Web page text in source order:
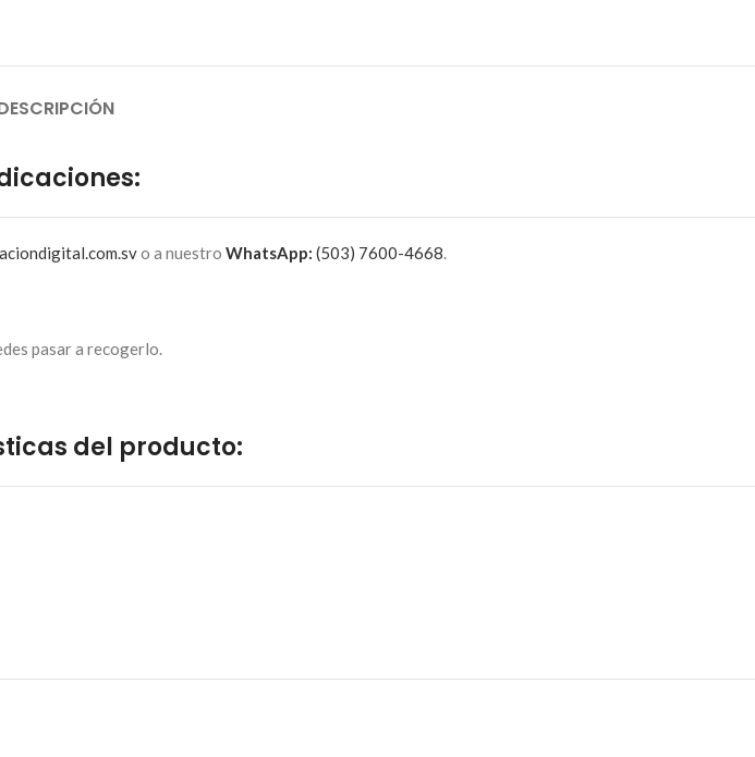
o a nuestro WhatsApp: (503) 7600-4668.
pasar a recogerlo.
del producto: